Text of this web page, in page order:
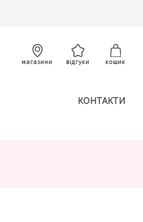
магазини відгуки кошик
КОНТАКТИ